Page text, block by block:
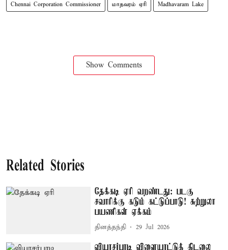
Chennai Corporation Commissioner மாதவரம் ஏரி Madhavaram Lake
Show Comments
Related Stories
தேக்கடி ஏரி வறண்டது: படகு
சவாரிக்கு கடும் கட்டுப்பாடு! சுற்றுலா
பயணிகள் ஏக்கம்
தினத்தந்தி 29 Jul 2026
வியாசர்பாடி விளையாட்டுத் திடலை